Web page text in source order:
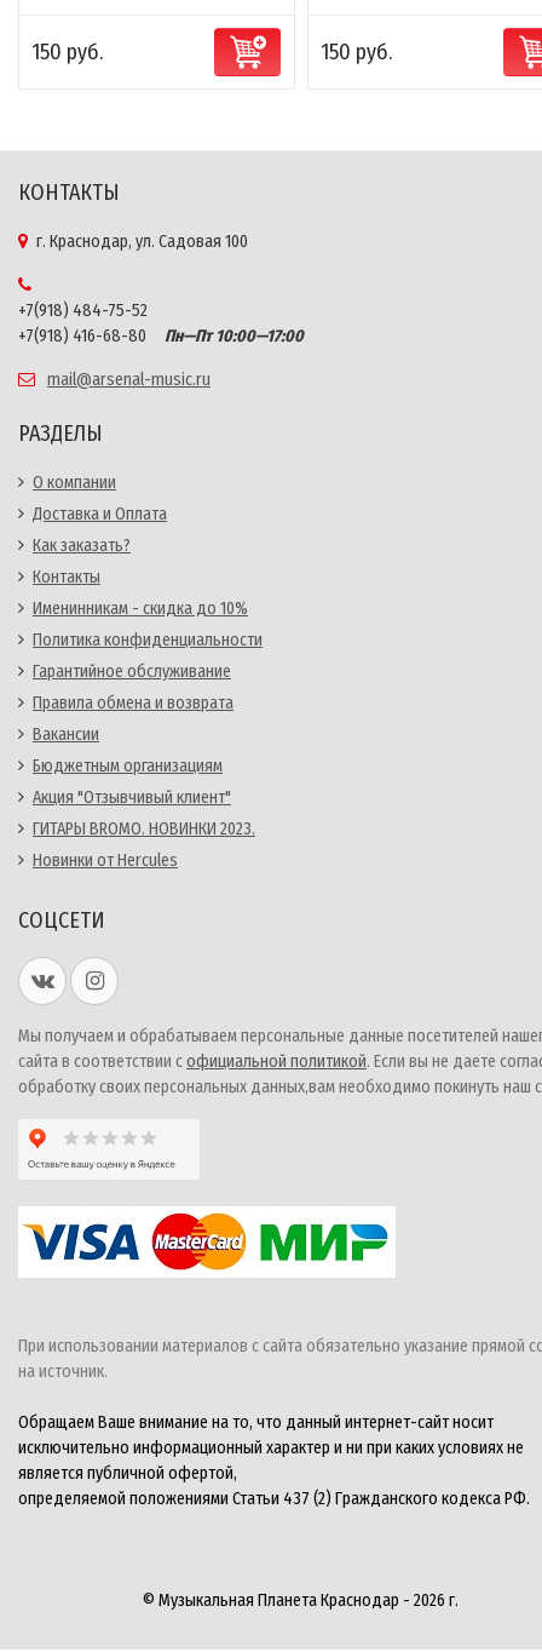
150 руб. 150 руб.
КОНТАКТЫ
г. Краснодар, ул. Садовая 100
+7(918) 484-75-52
+7(918) 416-68-80
Пн—Пт 10:00—17:00
mail@arsenal-music.ru
РАЗДЕЛЫ
О компании
Доставка и Оплата
Как заказать?
Контакты
Именинникам - скидка до 10%
Политика конфиденциальности
Гарантийное обслуживание
Правила обмена и возврата
Вакансии
Бюджетным организациям
Акция "Отзывчивый клиент"
ГИТАРЫ BROMO. НОВИНКИ 2023.
Новинки от Hercules
СОЦСЕТИ
Мы получаем и обрабатываем персональные данные посетителей
сайта в соответствии софициальной политикой. Если вы не даете
обработку своих персональных данных,вам необходимо покинуть наш
При использовании материалов с сайта обязательно указание прямой
на источник.
Обращаем Ваше внимание на то, что данный интернет-сайт носит
исключительно информационный характер и ни при каких условиях не
является публичной офертой,
определяемой положениями Статьи 437 (2) Гражданского кодекса РФ.
© Музыкальная Планета Краснодар - 2026 г.